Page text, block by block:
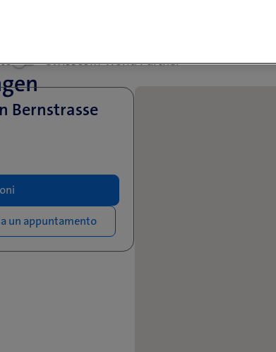
Swisscom World Partner
Bernstrasse
un appuntamento